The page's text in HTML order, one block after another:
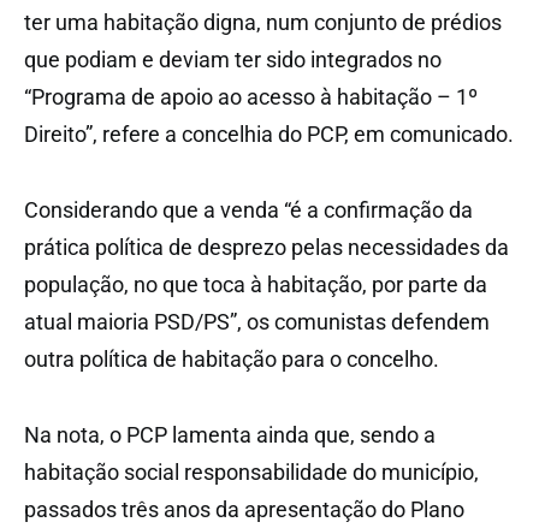
ter uma habitação digna, num conjunto de prédios
que podiam e deviam ter sido integrados no
“Programa de apoio ao acesso à habitação – 1º
Direito”, refere a concelhia do PCP, em comunicado.
Considerando que a venda “é a confirmação da
prática política de desprezo pelas necessidades da
população, no que toca à habitação, por parte da
atual maioria PSD/PS”, os comunistas defendem
outra política de habitação para o concelho.
Na nota, o PCP lamenta ainda que, sendo a
habitação social responsabilidade do município,
passados três anos da apresentação do Plano